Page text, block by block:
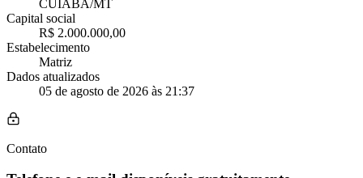
CUIABA/MT
Capital social
R$ 2.000.000,00
Estabelecimento
Matriz
Dados atualizados
05 de agosto de 2026 às 21:37
Contato